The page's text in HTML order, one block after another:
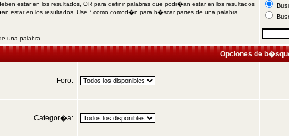
estar en los resultados, OR para definir palabras que podr�an estar en los resultados
estar en los resultados. Use * como comod�n para b�scar partes de una palabra
una palabra
Opciones de
Foro:
Categor�a: